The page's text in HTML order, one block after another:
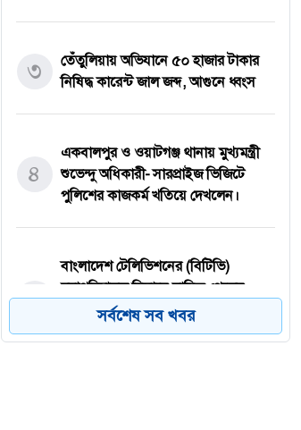
৩
তেঁতুলিয়ায় অভিযানে ৫০ হাজার টাকার
নিষিদ্ধ কারেন্ট জাল জব্দ, আগুনে ধ্বংস
৪
একবালপুর ও ওয়াটগঞ্জ থানায় মুখ্যমন্ত্রী
শুভেন্দু অধিকারী- সারপ্রাইজ ভিজিটে
পুলিশের কাজকর্ম খতিয়ে দেখলেন।
৫
বাংলাদেশ টেলিভিশনের (বিটিভি)
মহাপরিচালক হিসাবে দায়িত্ব পেলেন
সাংবাদিক ও মিডিয়া ব্যক্তিত্ব মিজ কাজী
জেসিন
সর্বশেষ সব খবর